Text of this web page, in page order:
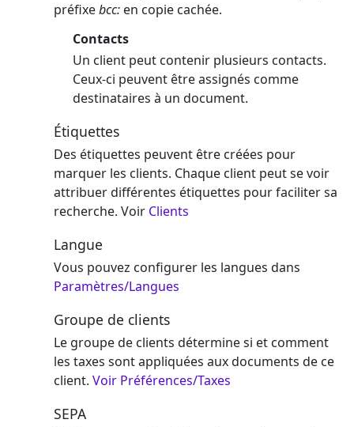
préfixebcc: en copie cachée.
Contacts
Un client peut contenir plusieurs contacts.
Ceux-ci peuvent être assignés comme
destinataires à un document.
Étiquettes
Des étiquettes peuvent être créées pour
marquer les clients. Chaque client peut se voir
attribuer différentes étiquettes pour faciliter sa
recherche. Voir Clients
Langue
Vous pouvez configurer les langues dans
Paramètres/Langues
Groupe de clients
Le groupe de clients détermine si et comment
les taxes sont appliquées aux documents de ce
client. Voir Préférences/Taxes
SEPA